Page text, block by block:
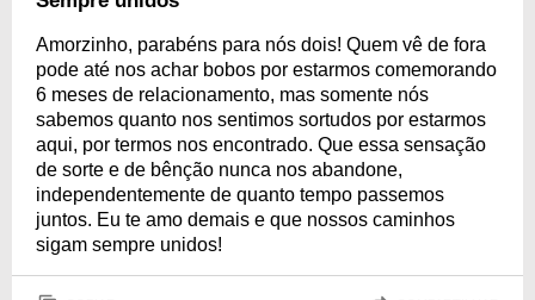
Amorzinho, parabéns para nós dois! Quem vê de fora
pode até nos achar bobos por estarmos comemorando
6 meses de relacionamento, mas somente nós
sabemos quanto nos sentimos sortudos por estarmos
aqui, por termos nos encontrado. Que essa sensação
de sorte e de bênção nunca nos abandone,
independentemente de quanto tempo passemos
juntos. Eu te amo demais e que nossos caminhos
sigam sempre unidos!